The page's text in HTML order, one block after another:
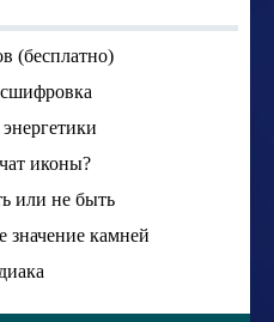
(бесплатно)
иконы?
или не быть
значение камней